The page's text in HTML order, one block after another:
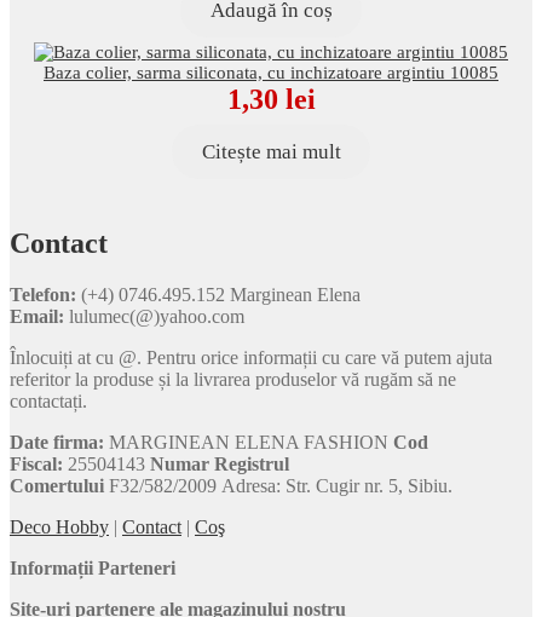
Adaugă în coș
Baza colier, sarma siliconata, cu inchizatoare argintiu 10085
1,30 lei
Citește mai mult
Contact
Telefon: (+4) 0746.495.152 Marginean Elena
Email: lulumec(@)yahoo.com
Înlocuiți at cu @. Pentru orice informații cu care vă putem ajuta
referitor la produse și la livrarea produselor vă rugăm să ne
contactați.
Date firma: MARGINEAN ELENA FASHION Cod
Fiscal: 25504143 Numar Registrul
Comertului F32/582/2009 Adresa: Str. Cugir nr. 5, Sibiu.
Deco Hobby | Contact | Coş
Informații Parteneri
Site-uri partenere ale magazinului nostru